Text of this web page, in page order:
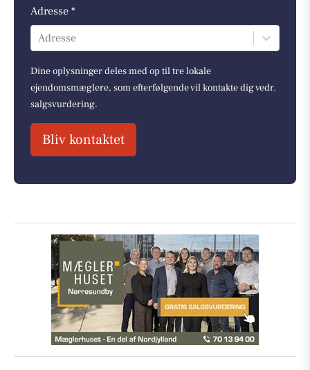
Adresse *
Adresse
Dine oplysninger deles med op til tre lokale
ejendomsmæglere, som efterfølgende vil kontakte dig vedr.
salgsvurdering.
Bliv kontaktet